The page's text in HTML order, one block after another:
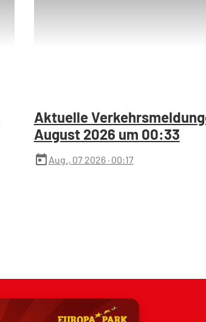
Aktuelle
August 2026 um 00:33
today Aug., 07 2026· 00:17